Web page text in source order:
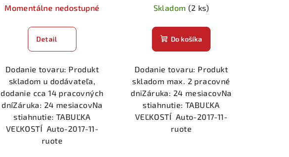
Momentálne nedostupné
Detail
Dodanie tovaru: Produkt
skladom u dodávateľa,
dodanie cca 14 pracovných
dníZáruka: 24 mesiacovNa
stiahnutie: TABUĽKA
VEĽKOSTÍ Auto-2017-11-
ruote
Skladom (2 ks)
Do košíka
Dodanie tovaru: Produkt
skladom max. 2 pracovné
dniZáruka: 24 mesiacovNa
stiahnutie: TABUĽKA
VEĽKOSTÍ Auto-2017-11-
ruote